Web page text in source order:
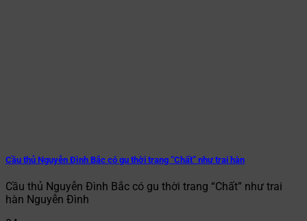
Cầu thủ Nguyễn Đình Bắc có gu thời trang “Chất” như trai hàn
Cầu thủ Nguyễn Đình Bắc có gu thời trang “Chất” như trai
hàn Nguyễn Đình